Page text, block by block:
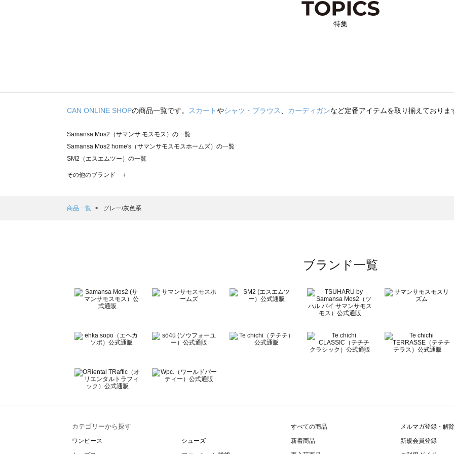
特集
CAN ONLINE SHOPの商品一覧です。 スカートやシャツ・ブラウス カーディガンなど定番アイテムを取り揃えておりま
Samansa Mos2（サマンサ モスモス）の一覧
Samansa Mos2 home's（サマンサモスモスホームズ）の一覧
SM2（エスエムツー）の一覧
TSUHARU by Samansa Mos2（ツハルバイサマンサモスモス）の一覧
Samansa Mos2 Lagom（サマンサモスモス ラーゴム）の一覧
BETTY'S BLUE（べティーズブルー）の一覧
Wpc.（ワールドパーティー）の一覧
その他のブランド ＋
商品一覧 グレー/灰色系
ブランド一覧
カテゴリーから探す
ワンピース
シューズ
すべての商品
新着商品
メルマガ登録・解
新規会員登録